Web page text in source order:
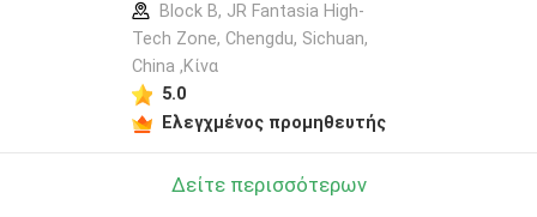
Block B, JR Fantasia High-
Tech Zone, Chengdu, Sichuan,
China ,Κίνα
5.0
Ελεγχμένος προμηθευτής
Δείτε περισσότερων